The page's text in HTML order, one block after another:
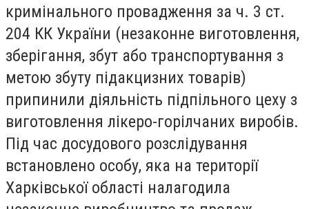
кримінального провадження за ч. 3 ст.
204 КК України (незаконне виготовлення,
зберігання, збут або транспортування з
метою збуту підакцизних товарів)
припинили діяльність підпільного цеху з
виготовлення лікеро-горілчаних виробів.
Під час досудового розслідування
встановлено особу, яка на території
Харківської області налагодила